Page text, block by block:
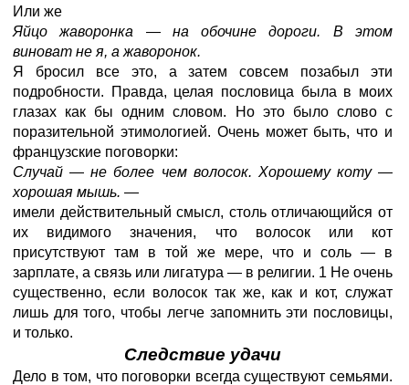
Или же
Яйцо жаворонка — на обочине дороги. В этом
виноват не я, а жаворонок.
Я бросил все это, а затем совсем позабыл эти
подробности. Правда, целая пословица была в моих
глазах как бы одним словом. Но это было слово с
поразительной этимологией. Очень может быть, что и
французские поговорки:
Случай—не более чем волосок. Хорошему коту —
хорошая мышь. —
имели действительный смысл, столь отличающийся от
их видимого значения, что волосок или кот
присутствуют там в той же мере, что и соль — в
зарплате, а связь или лигатура — в религии. 1 Не очень
существенно, если волосок так же, как и кот, служат
лишь для того, чтобы легче запомнить эти пословицы,
и только.
Следствие удачи
Дело в том, что поговорки всегда существуют семьями.